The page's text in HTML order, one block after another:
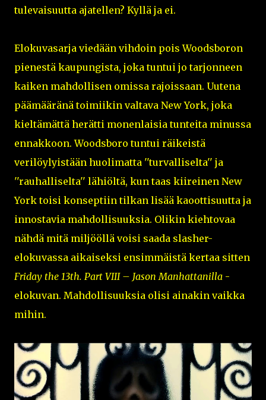
tulevaisuutta ajatellen? Kyllä ja ei.
Elokuvasarja viedään vihdoin pois Woodsboron
pienestä kaupungista, joka tuntui jo tarjonneen
kaiken mahdollisen omissa rajoissaan. Uutena
päämääränä toimiikin valtava New York, joka
kieltämättä herätti monenlaisia tunteita minussa
ennakkoon. Woodsboro tuntui räikeistä
verilöylyistään huolimatta ''turvalliselta'' ja
''rauhalliselta'' lähiöltä, kun taas kiireinen New
York toisi konseptiin tilkan lisää kaoottisuutta ja
innostavia mahdollisuuksia. Olikin kiehtovaa
nähdä mitä miljööllä voisi saada slasher-
elokuvassa aikaiseksi ensimmäistä kertaa sitten
Friday the 13th. Part VIII – Jason Manhattanilla -
elokuvan. Mahdollisuuksia olisi ainakin vaikka
mihin.